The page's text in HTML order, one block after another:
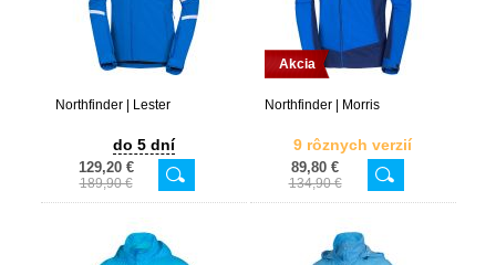
Northfinder | Lester
do 5 dní
129,20 €
189,90 €
Akcia
Northfinder | Morris
9 rôznych verzií
89,80 €
134,90 €